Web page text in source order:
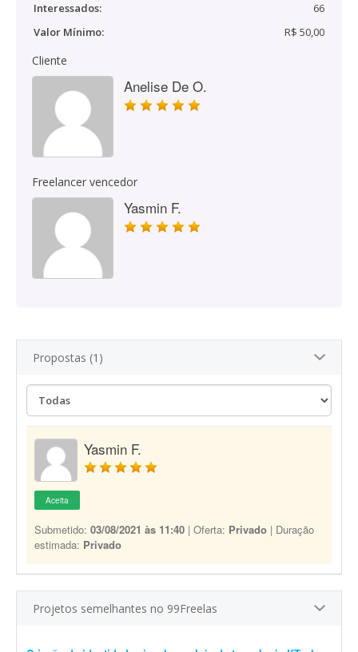
Interessados:
66
Valor Mínimo:
R$ 50,00
Cliente
Anelise De O.
Freelancer vencedor
Yasmin F.
Propostas (1)
Yasmin F.
Aceita
Submetido: 03/08/2021 às 11:40 | Oferta: Privado | Duração
estimada: Privado
Projetos semelhantes no 99Freelas